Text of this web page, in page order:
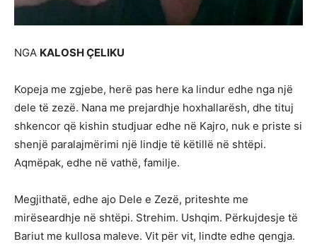
NGA KALOSH ҪELIKU
Kopeja me zgjebe, herë pas here ka lindur edhe nga një
dele të zezë. Nana me prejardhje hoxhallarësh, dhe tituj
shkencor që kishin studjuar edhe në Kajro, nuk e priste si
shenjë paralajmërimi një lindje të këtillë në shtëpi.
Aqmëpak, edhe në vathë, familje.
Megjithatë, edhe ajo Dele e Zezë, priteshte me
mirëseardhje në shtëpi. Strehim. Ushqim. Përkujdesje të
Bariut me kullosa maleve. Vit për vit, lindte edhe qengja.